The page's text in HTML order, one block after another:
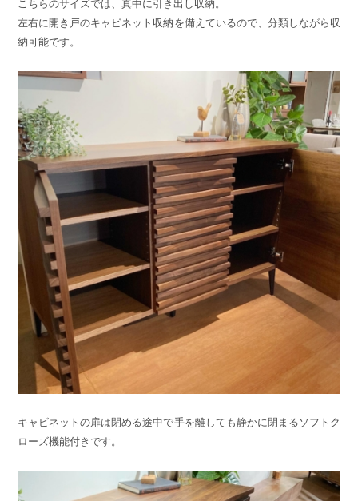
こちらのサイズでは、真中に引き出し収納。
左右に開き戸のキャビネット収納を備えているので、分類しながら収
納可能です。
キャビネットの扉は閉める途中で手を離しても静かに閉まるソフトク
ローズ機能付きです。